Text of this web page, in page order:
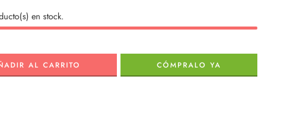
en stock.
AL CARRITO CÓMPRALO YA